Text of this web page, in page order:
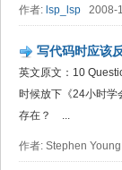
作者: lsp_lsp 2008-
写代码时应该
英文原文：10
时候放下《24小时学
存在？ ...
作者: Stephen